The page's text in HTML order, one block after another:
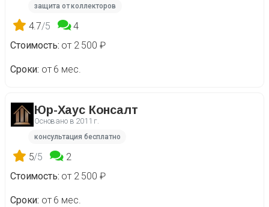
защита от коллекторов
4.7/5
4
Стоимость от 2 500 ₽
Сроки от 6 мес.
Юр-Хаус Консалт
Основано в 2011 г.
консультация бесплатно
5/5
2
Стоимость от 2 500 ₽
Сроки от 6 мес.